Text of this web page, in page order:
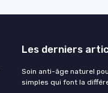
Les derniers
Soin anti-âge naturel
simples qui font la